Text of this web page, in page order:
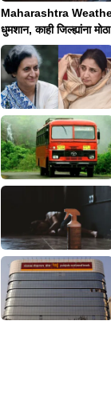
Maharashtra Weather
धुमशान, काही जिल्ह्यांना